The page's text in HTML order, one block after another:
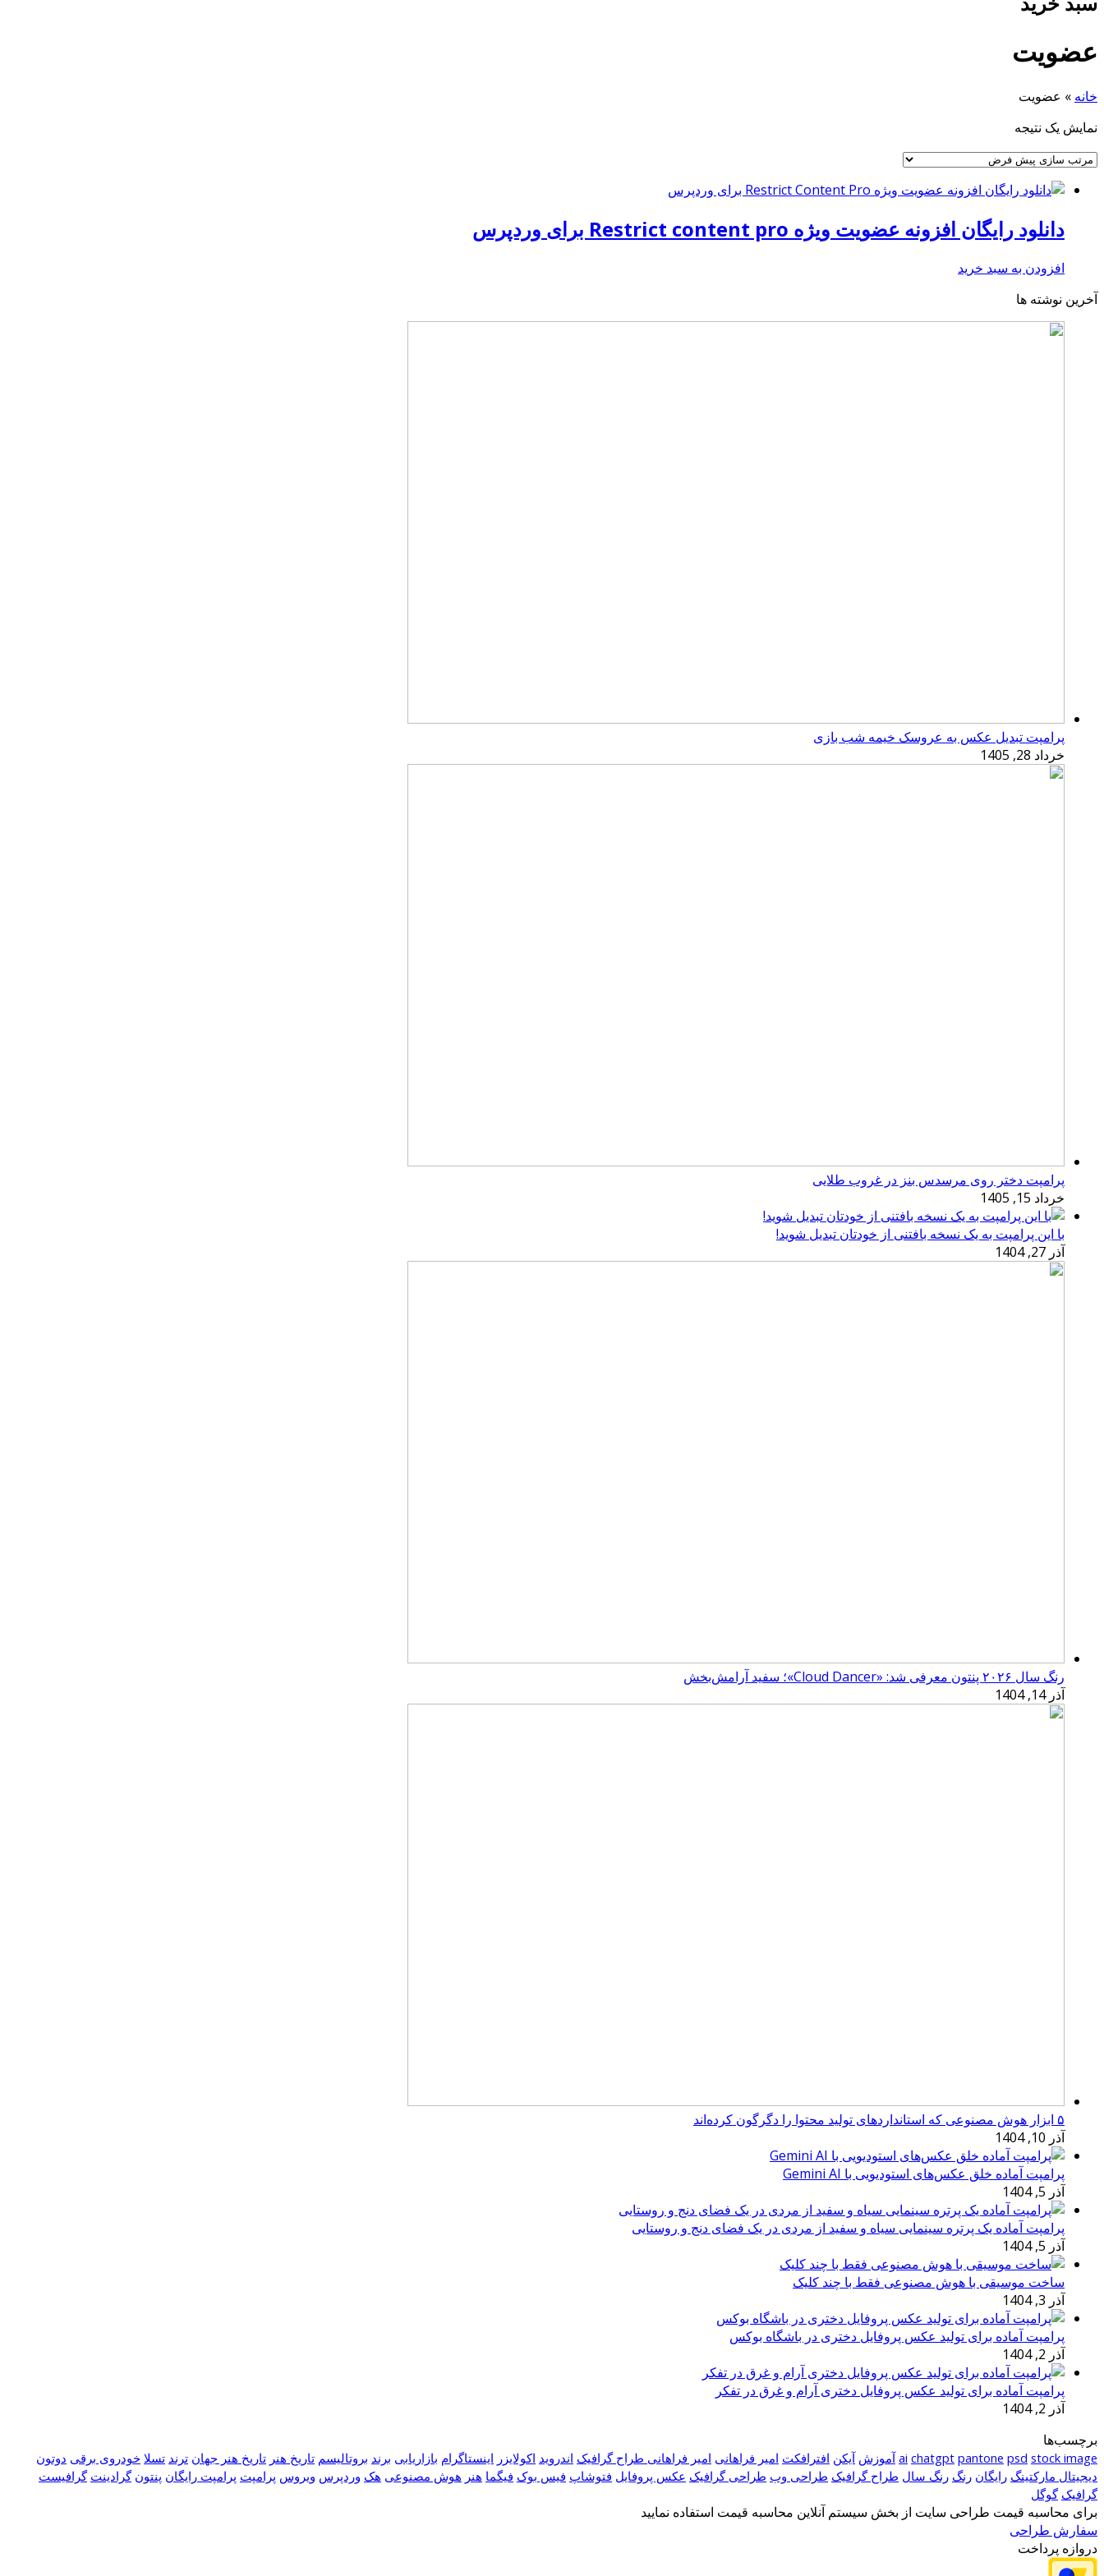
عضویت
خانه » عضویت
نمایش یک نتیجه
دانلود رایگان افزونه عضویت ویژه Restrict content pro برای وردپرس
افزودن به سبد خرید
آخرین نوشته ها
پرامپت تبدیل عکس به عروسک خیمه شب بازی
خرداد 28, 1405
پرامپت دختر روی مرسدس بنز در غروب طلایی
خرداد 15, 1405
با این پرامپت به یک نسخه بافتنی از خودتان تبدیل شوید!
آذر 27, 1404
رنگ سال ۲۰۲۶ پنتون معرفی شد: «Cloud Dancer»؛ سفید آرامش‌بخش
آذر 14, 1404
۵ ابزار هوش مصنوعی که استانداردهای تولید محتوا را دگرگون کرده‌اند
آذر 10, 1404
پرامپت آماده خلق عکس‌های استودیویی با Gemini AI
آذر 5, 1404
پرامپت آماده یک پرتره سینمایی سیاه و سفید از مردی در یک فضای دنج و روستایی
آذر 5, 1404
ساخت موسیقی با هوش مصنوعی فقط با چند کلیک
آذر 3, 1404
پرامپت آماده برای تولید عکس پروفایل دختری در باشگاه بوکس
آذر 2, 1404
پرامپت آماده برای تولید عکس پروفایل دختری آرام و غرق در تفکر
آذر 2, 1404
برچسب‌ها
ai chatgpt pantone psd stock image آموزش آیکن افترافکت امیر فراهانی امیر فراهانی طراح گرافیک اندروید اکولایزر اینستاگرام بازاریابی برند بروتالیسم تاریخ هنر تاریخ هنر جهان ترند تسلا خودروی برقی دوتون
دیجیتال مارکتینگ رایگان رنگ رنگ سال طراح گرافیک طراحی وب طراحی گرافیک عکس پروفایل فتوشاپ فیس بوک فیگما هنر هوش مصنوعی هک وردپرس ویروس پرامپت پرامپت رایگان پنتون گرادینت گرافیست
گرافیک گوگل
برای محاسبه قیمت طراحی سایت از بخش سیستم آنلاین محاسبه قیمت استفاده نمایید
سفارش طراحی
دروازه پرداخت